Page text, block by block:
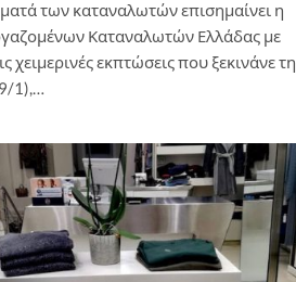
των καταναλωτών επισημαίνει η
Καταναλωτών Ελλάδας με
χειμερινές εκπτώσεις που ξεκινάνε τη
1),…